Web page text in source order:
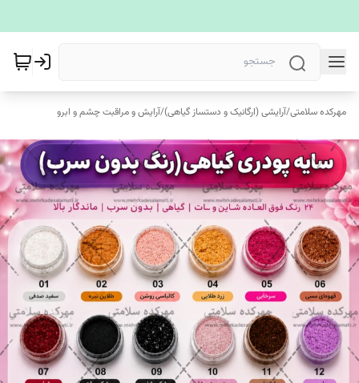
مهرکده سلامتی/آرایشی (ارگانیک و دستساز گیاهی)/آرایش و مراقبت چشم و ابرو